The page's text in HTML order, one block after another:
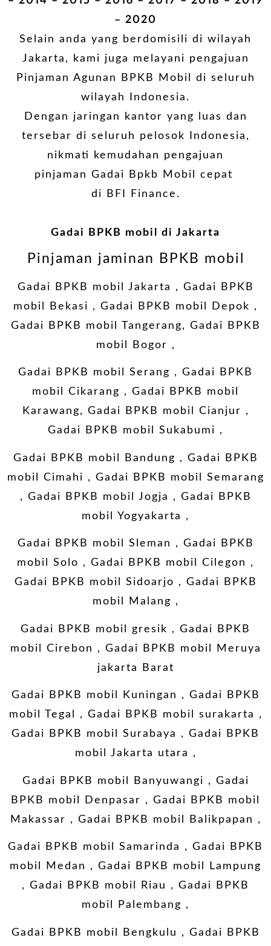
– 2020
Selain anda yang berdomisili di wilayah
Jakarta, kami juga melayani pengajuan
Pinjaman Agunan BPKB Mobil di seluruh
wilayah Indonesia.
Dengan jaringan kantor yang luas dan
tersebar di seluruh pelosok Indonesia,
nikmati kemudahan pengajuan
pinjaman Gadai Bpkb Mobil cepat
di BFI Finance.
Gadai BPKB mobil di Jakarta
Pinjaman jaminan BPKB mobil
Gadai BPKB mobil Jakarta , Gadai BPKB
mobil Bekasi , Gadai BPKB mobil Depok ,
Gadai BPKB mobil Tangerang, Gadai BPKB
mobil Bogor ,
Gadai BPKB mobil Serang , Gadai BPKB
mobil Cikarang , Gadai BPKB mobil
Karawang, Gadai BPKB mobil Cianjur ,
Gadai BPKB mobil Sukabumi ,
Gadai BPKB mobil Bandung , Gadai BPKB
mobil Cimahi , Gadai BPKB mobil Semarang
, Gadai BPKB mobil Jogja , Gadai BPKB
mobil Yogyakarta
,
Gadai BPKB mobil Sleman , Gadai BPKB
mobil Solo , Gadai BPKB mobil Cilegon
,
Gadai BPKB mobil Sidoarjo , Gadai BPKB
mobil Malang ,
Gadai BPKB mobil gresik , Gadai BPKB
mobil Cirebon
, Gadai BPKB mobil Meruya
jakarta Barat
Gadai BPKB mobil Kuningan , Gadai BPKB
mobil Tegal
, Gadai BPKB mobil surakarta ,
Gadai BPKB mobil Surabaya
, Gadai BPKB
mobil Jakarta utara
,
Gadai BPKB mobil Banyuwangi , Gadai
BPKB mobil Denpasar , Gadai BPKB mobil
Makassar , Gadai BPKB mobil Balikpapan ,
Gadai BPKB mobil Samarinda , Gadai BPKB
mobil Medan
, Gadai BPKB mobil Lampung
, Gadai BPKB mobil Riau , Gadai BPKB
mobil Palembang ,
Gadai BPKB mobil Bengkulu , Gadai BPKB